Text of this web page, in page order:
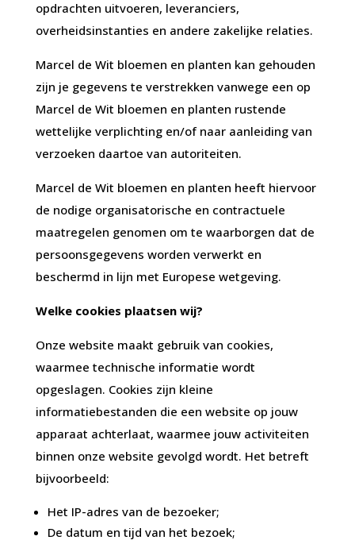
opdrachten uitvoeren, leveranciers,
overheidsinstanties en andere zakelijke relaties.
Marcel de Wit bloemen en planten kan gehouden
zijn je gegevens te verstrekken vanwege een op
Marcel de Wit bloemen en planten rustende
wettelijke verplichting en/of naar aanleiding van
verzoeken daartoe van autoriteiten.
Marcel de Wit bloemen en planten heeft hiervoor
de nodige organisatorische en contractuele
maatregelen genomen om te waarborgen dat de
persoonsgegevens worden verwerkt en
beschermd in lijn met Europese wetgeving.
Welke cookies plaatsen wij?
Onze website maakt gebruik van cookies,
waarmee technische informatie wordt
opgeslagen. Cookies zijn kleine
informatiebestanden die een website op jouw
apparaat achterlaat, waarmee jouw activiteiten
binnen onze website gevolgd wordt. Het betreft
bijvoorbeeld:
Het IP-adres van de bezoeker;
De datum en tijd van het bezoek;